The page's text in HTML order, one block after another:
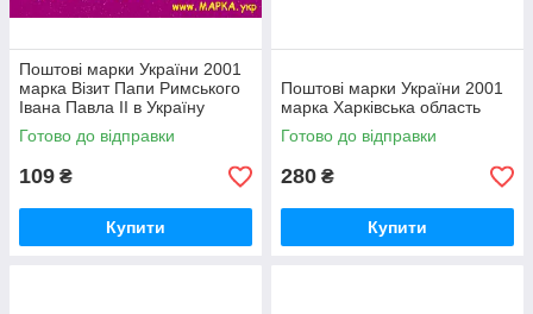
Поштові марки України 2001
марка Візит Папи Римського
Івана Павла ІІ в Україну
Готово до відправки
109 ₴
Купити
Поштові марки України 2001
марка Харківська область
Готово до відправки
280 ₴
Купити